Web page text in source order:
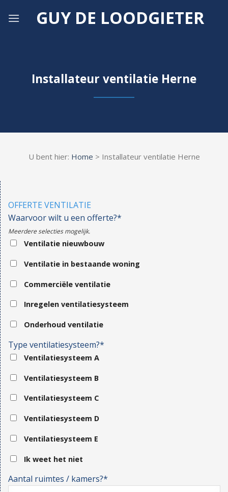
GUY DE LOODGIETER
Installateur ventilatie Herne
U bent hier: Home > Installateur ventilatie Herne
OFFERTE VENTILATIE
Waarvoor wilt u een offerte?*
Meerdere selecties mogelijk.
Ventilatie nieuwbouw
Ventilatie in bestaande woning
Commerciële ventilatie
Inregelen ventilatiesysteem
Onderhoud ventilatie
Type ventilatiesysteem?*
Ventilatiesysteem A
Ventilatiesysteem B
Ventilatiesysteem C
Ventilatiesysteem D
Ventilatiesysteem E
Ik weet het niet
Aantal ruimtes / kamers?*